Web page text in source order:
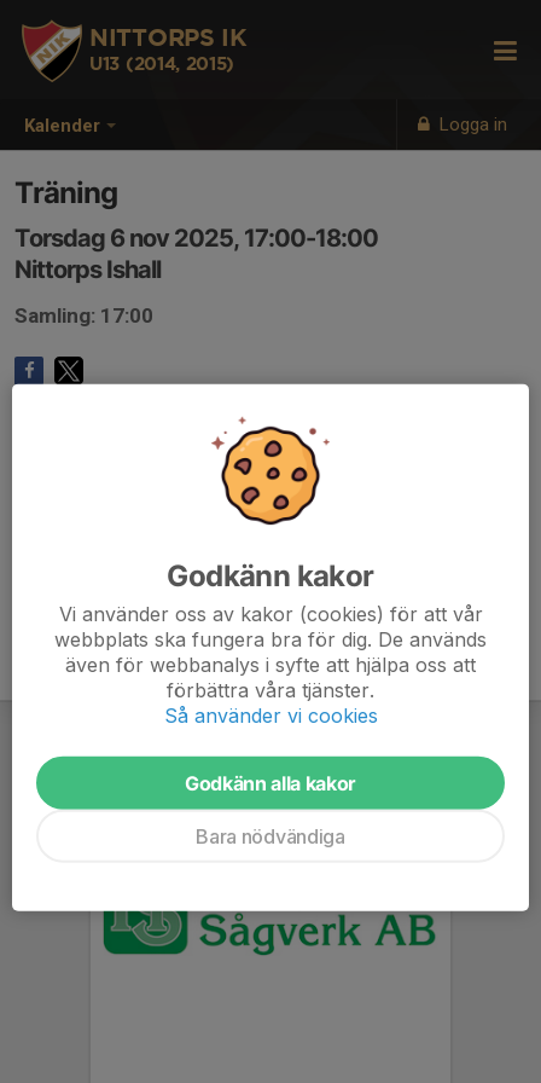
Kalender Logga in
NITTORPS IK
U13 (2014, 2015)
Träning
Torsdag 6 nov 2025, 17:00-18:00
Nittorps Ishall
Samling: 17:00
Godkänn kakor
Vi använder oss av kakor (cookies) för att vår
webbplats ska fungera bra för dig. De används
även för webbanalys i syfte att hjälpa oss att
förbättra våra tjänster.
Så använder vi cookies
Godkänn alla kakor
Bara nödvändiga